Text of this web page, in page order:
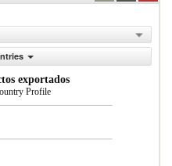
exportados
Profile